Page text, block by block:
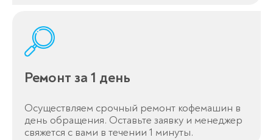
Ремонт за 1 день
Осуществляем срочный ремонт кофемашин в
день обращения. Оставьте заявку и менеджер
свяжется с вами в течении 1 минуты.